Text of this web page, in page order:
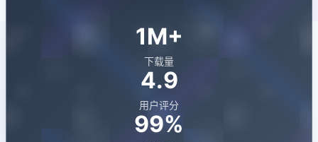
1M+
下载量
4.9
用户评分
99%